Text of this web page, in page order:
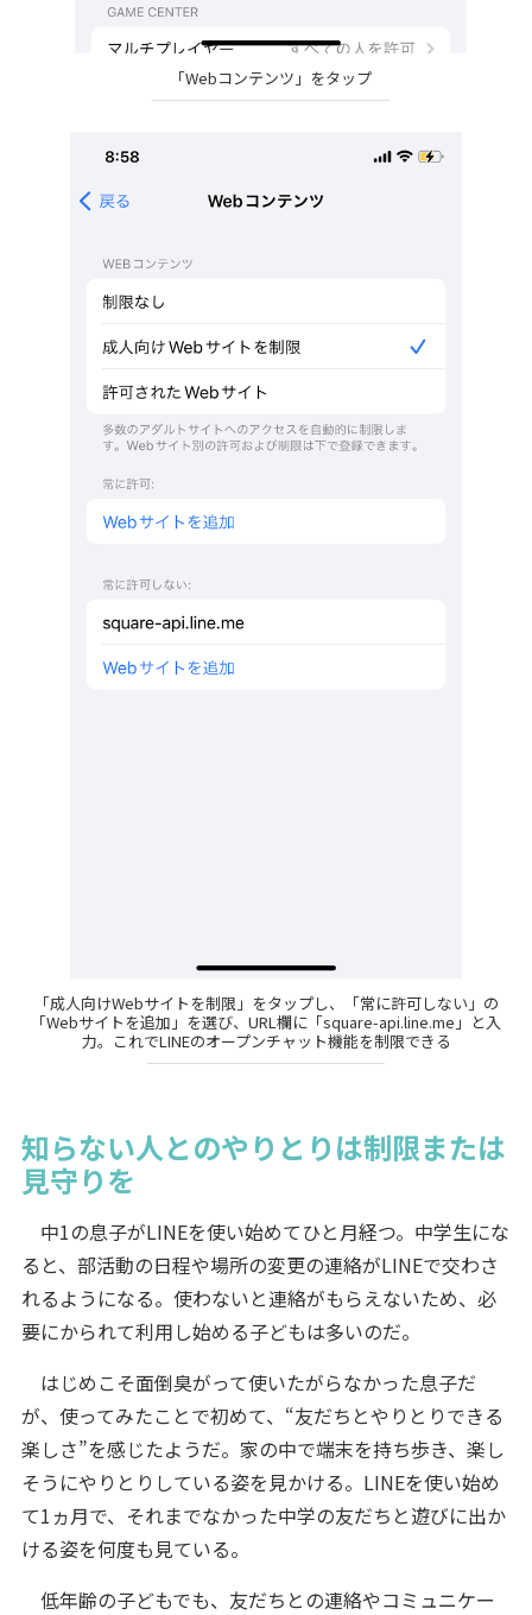
「Webコンテンツ」をタップ
「成人向けWebサイトを制限」をタップし、「常に許可しない」の
「Webサイトを追加」を選び、URL欄に「square-api.line.me」と入
力。これでLINEのオープンチャット機能を制限できる
知らない人とのやりとりは制限または
見守りを
中1の息子がLINEを使い始めてひと月経つ。中学生にな
ると、部活動の日程や場所の変更の連絡がLINEで交わさ
れるようになる。使わないと連絡がもらえないため、必
要にかられて利用し始める子どもは多いのだ。
はじめこそ面倒臭がって使いたがらなかった息子だ
が、使ってみたことで初めて、“友だちとやりとりできる
楽しさ”を感じたようだ。家の中で端末を持ち歩き、楽し
そうにやりとりしている姿を見かける。LINEを使い始め
て1ヵ月で、それまでなかった中学の友だちと遊びに出か
ける姿を何度も見ている。
低年齢の子どもでも、友だちとの連絡やコミュニケー